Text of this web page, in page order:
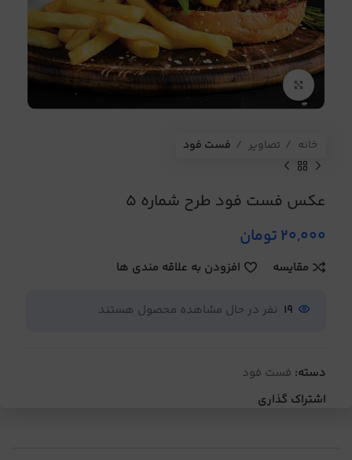
برای بزرگنمایی کلیک کنید
خانه تصاویر فست فود
عکس فست فود طرح شماره 5
20,000تومان
مقایسه افزودن به علاقه مندی ها
19 نفر در حال مشاهده محصول هستند
دسته: فست فود
اشتراک گذاری